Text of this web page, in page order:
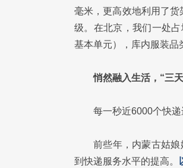
毫米，更高效地利用了
级。在北京，我们一处
基本单元），库内服装品
悄然融入生活，“三
每一秒近6000个快
前些年，内蒙古姑
到快递服务水平的提高。